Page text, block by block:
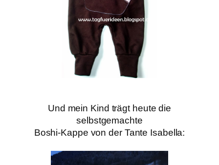
Und mein Kind trägt heute die
selbstgemachte
Boshi-Kappe von der Tante Isabella: